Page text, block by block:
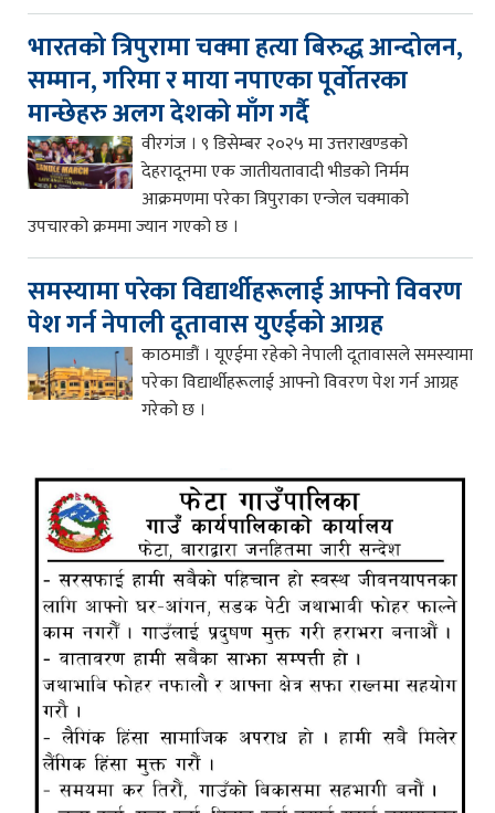
भारतको त्रिपुरामा चक्मा हत्या बिरुद्ध आन्दोलन,
सम्मान, गरिमा र माया नपाएका पूर्वोतरका
मान्छेहरु अलग देशको माँग गर्दै
वीरगंज । ९ डिसेम्बर २०२५ मा उत्तराखण्डको
देहरादूनमा एक जातीयतावादी भीडको निर्मम
आक्रमणमा परेका त्रिपुराका एन्जेल चक्माको
उपचारको क्रममा ज्यान गएको छ ।
समस्यामा परेका विद्यार्थीहरूलाई आफ्नो विवरण
पेश गर्न नेपाली दूतावास युएईको आग्रह
काठमाडौं । यूएईमा रहेको नेपाली दूतावासले समस्यामा
परेका विद्यार्थीहरूलाई आफ्नो विवरण पेश गर्न आग्रह
गरेको छ ।